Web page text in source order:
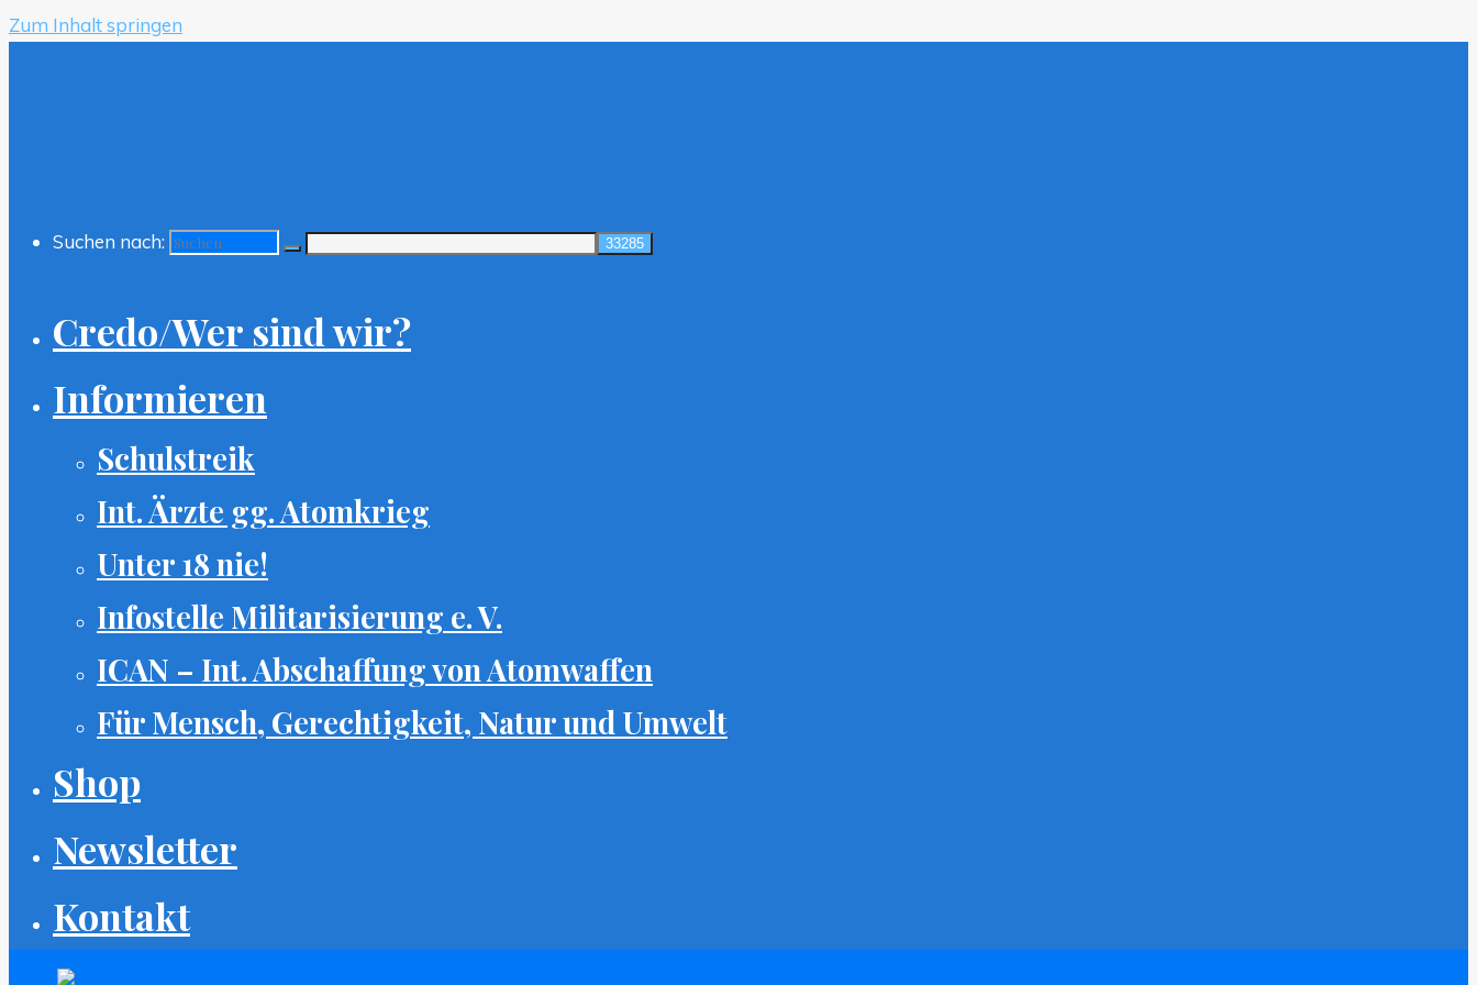
Zum Inhalt springen
Suchen nach:
Credo/Wer sind wir?
Informieren
Schulstreik
Int. Ärzte gg. Atomkrieg
Unter 18 nie!
Infostelle Militarisierung e. V.
ICAN – Int. Abschaffung von Atomwaffen
Für Mensch, Gerechtigkeit, Natur und Umwelt
Shop
Newsletter
Kontakt